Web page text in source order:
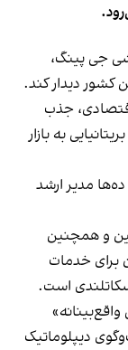
شی جی پینگ،
دیدار کند.
جذب
به بازار
ده‌ها مدیر ارشد
و همچنین
برای خدمات
است.
دیپلوماتیک